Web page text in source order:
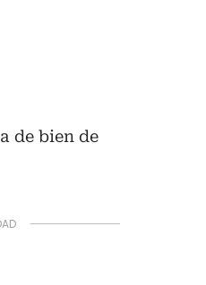
de bien de